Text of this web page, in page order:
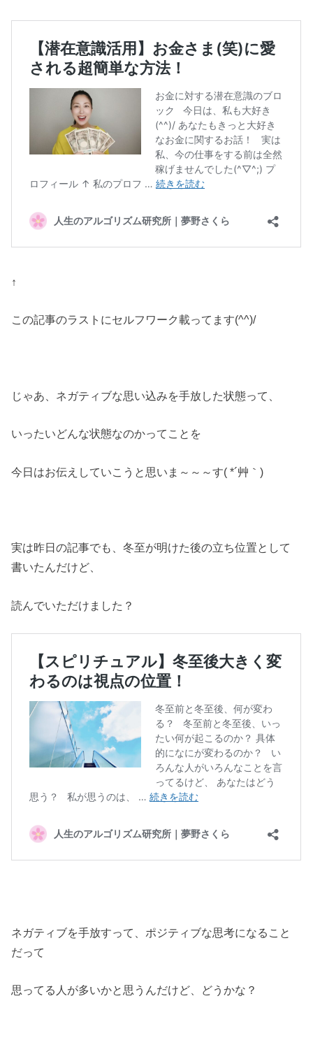
↑
この記事のラストにセルフワーク載ってます(^^)/
じゃあ、ネガティブな思い込みを手放した状態って、
いったいどんな状態なのかってことを
今日はお伝えしていこうと思いま～～～す( *´艸｀)
実は昨日の記事でも、冬至が明けた後の立ち位置として
書いたんだけど、
読んでいただけました？
ネガティブを手放すって、ポジティブな思考になること
だって
思ってる人が多いかと思うんだけど、どうかな？